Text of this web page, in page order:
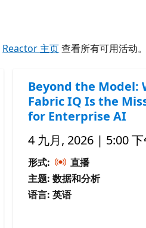
Reactor 主页查看所有可用活动。
Beyond the Model:
Fabric IQ Is the
for Enterprise AI
4 九月, 2026 | 5:00 下
形式:
直播
主题: 数据和分析
语言: 英语